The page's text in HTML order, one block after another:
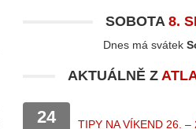
SOBOTA8.
Dnes má svátek
AKTUÁLNĚ Z
24 TIPY NA VÍKEND 26. –